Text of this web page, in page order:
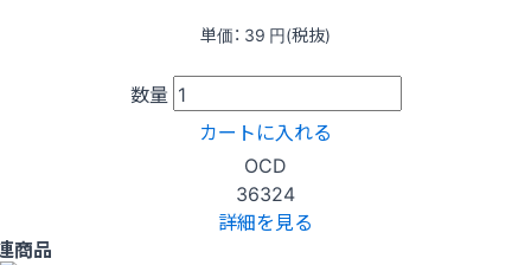
単価： 39 円(税抜)
数量
カートに入れる
OCD
36324
詳細を見る
商品